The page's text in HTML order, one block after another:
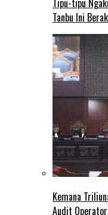
Tipu-tipu
Tanbu Ini
Kemana
Audit Operator